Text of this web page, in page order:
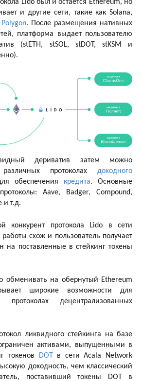
Lido был и остается Ethereum, но
и другие сети, такие как Solana,
Polygon. После размещения нативных
платформа выдает пользователю
(stETH, stSOL, stDOT, stKSM и
дериватив затем можно
протоколах доходного
обеспечения кредита. Основные
Aave, Badger, Compound,
и т.д.
конкурент протокола Lido в сети
схож и пользователь получает
на поставленные в стейкинг токены
обменивать на обернутый Ethereum
широкие возможности для
децентрализованных
ликвидного стейкинга на базе
активами, выпущенными в
токенов
DOT
в сети Acala Network
доходность, чем классический
поставивший токены DOT в